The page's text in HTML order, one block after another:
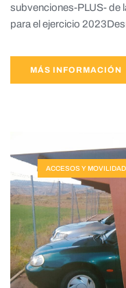
subvenciones-PLUS- de
para el ejercicio
MÁS INFORMACIÓN
ACCESOS Y MOVILIDAD